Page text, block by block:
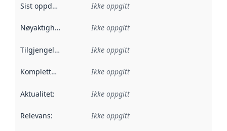
Sist oppdatert Ikke oppgitt
Nøyaktighet Ikke oppgitt
Tilgjengelighet Ikke oppgitt
Kompletthet Ikke oppgitt
Aktualitet: Ikke oppgitt
Relevans: Ikke oppgitt